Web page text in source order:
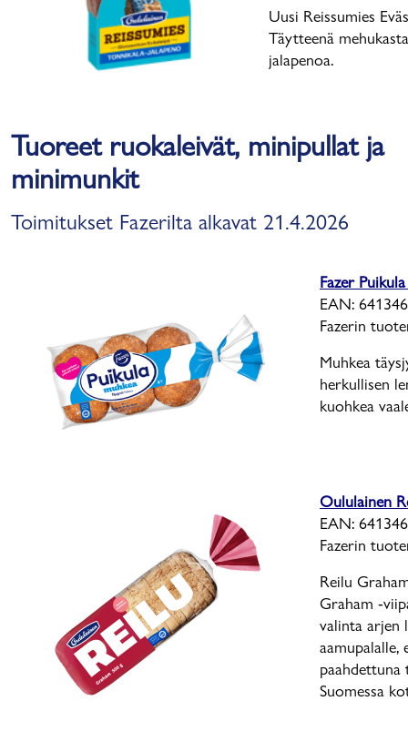
Uusi Reissumies
Täytteenä
jalapenoa.
Tuoreet ruokaleivät, minipullat ja
minimunkit
Toimitukset Fazerilta alkavat 21.4.2026
Fazer
EAN:
Fazerin
Muhkea
herkullisen
kuohkea
Oululainen
EAN:
Fazerin
Reilu
Graham -
valinta arjen
aamupalalle,
paahdettuna
Suomessa